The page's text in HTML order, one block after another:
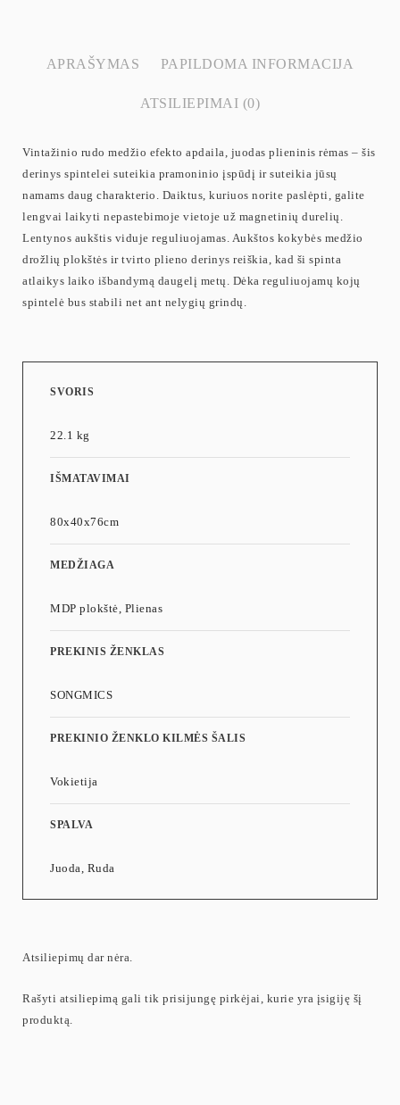
APRAŠYMAS PAPILDOMA INFORMACIJA
ATSILIEPIMAI (0)
Vintažinio rudo medžio efekto apdaila, juodas plieninis rėmas – šis
derinys spintelei suteikia pramoninio įspūdį ir suteikia jūsų
namams daug charakterio. Daiktus, kuriuos norite paslėpti, galite
lengvai laikyti nepastebimoje vietoje už magnetinių durelių.
Lentynos aukštis viduje reguliuojamas. Aukštos kokybės medžio
drožlių plokštės ir tvirto plieno derinys reiškia, kad ši spinta
atlaikys laiko išbandymą daugelį metų. Dėka reguliuojamų kojų
spintelė bus stabili net ant nelygių grindų.
SVORIS
22.1 kg
IŠMATAVIMAI
80x40x76cm
MEDŽIAGA
MDP plokštė, Plienas
PREKINIS ŽENKLAS
SONGMICS
PREKINIO ŽENKLO KILMĖS ŠALIS
Vokietija
SPALVA
Juoda, Ruda
Atsiliepimų dar nėra.
Rašyti atsiliepimą gali tik prisijungę pirkėjai, kurie yra įsigiję šį
produktą.